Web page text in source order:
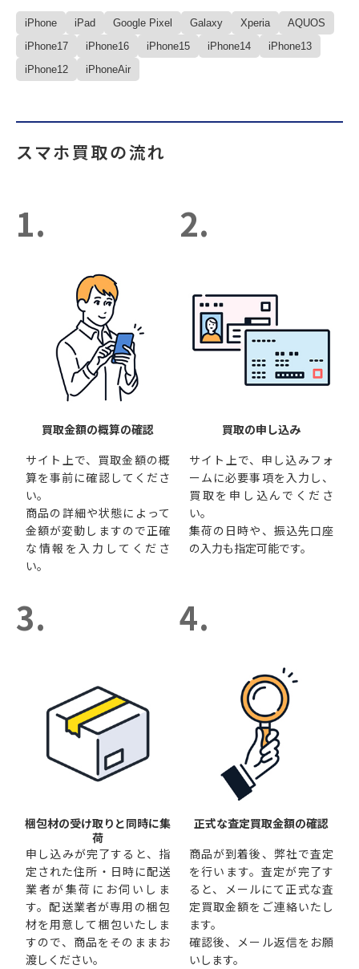
iPhone iPad Google Pixel Galaxy Xperia
AQUOS
iPhone17
iPhone16 iPhone15 iPhone14
iPhone13
iPhone12
iPhoneAir
スマホ買取の流れ
1.
買取金額の概算の確認
サイト上で、買取金額の概
算を事前に確認してくださ
い。
商品の詳細や状態によって
金額が変動しますので正確
な情報を入力してくださ
い。
2.
買取の申し込み
サイト上で、申し込みフォ
ームに必要事項を入力し、
買取を申し込んでくださ
い。
集荷の日時や、振込先口座
の入力も指定可能です。
3.
梱包材の受け取りと同時に集
荷
申し込みが完了すると、指
定された住所・日時に配送
業者が集荷にお伺いしま
す。配送業者が専用の梱包
材を用意して梱包いたしま
すので、商品をそのままお
渡しください。
4.
正式な査定買取金額の確認
商品が到着後、弊社で査定
を行います。査定が完了す
ると、メールにて正式な査
定買取金額をご連絡いたし
ます。
確認後、メール返信をお願
いします。